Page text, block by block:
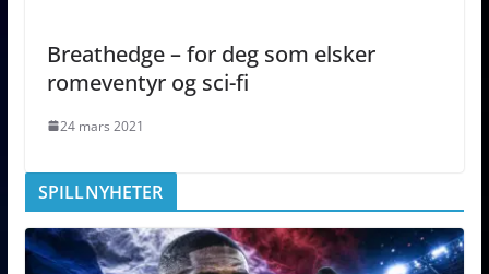
Breathedge – for deg som elsker
romeventyr og sci-fi
24 mars 2021
SPILLNYHETER